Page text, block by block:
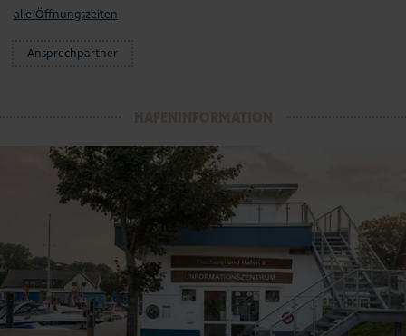
alle Öffnungszeiten
Ansprechpartner